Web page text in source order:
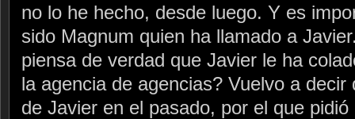
no lo he hecho, desde luego. Y es
sido Magnum quien ha llamado a
piensa de verdad que Javier le ha
la agencia de agencias? Vuelvo a
de Javier en el pasado, por el que